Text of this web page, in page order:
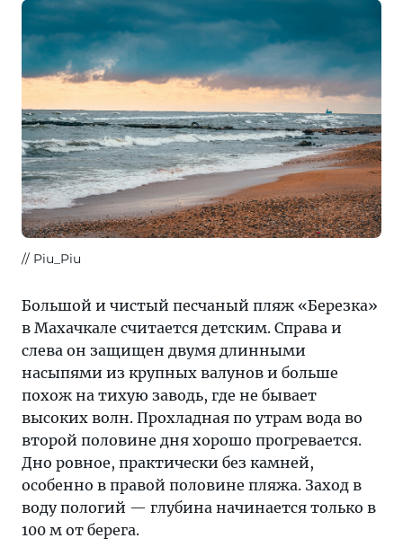
Piu_Piu
Большой и чистый песчаный пляж «Березка»
в Махачкале считается детским. Справа и
слева он защищен двумя длинными
насыпями из крупных валунов и больше
похож на тихую заводь, где не бывает
высоких волн. Прохладная по утрам вода во
второй половине дня хорошо прогревается.
Дно ровное, практически без камней,
особенно в правой половине пляжа. Заход в
воду пологий — глубина начинается только в
100 м от берега.